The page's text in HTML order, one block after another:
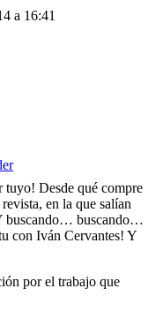
a 16:41
Desde qué compre
en la que salían
buscando… buscando…
con Iván Cervantes! Y
por el trabajo que